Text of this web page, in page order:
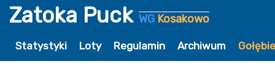
Zatoka Puck WG Kosakowo
Statystyki Loty Regulamin Archiwum